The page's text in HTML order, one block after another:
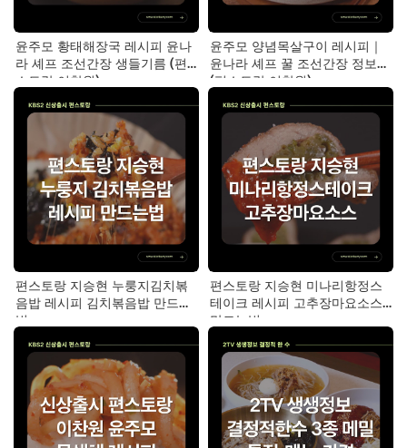
윤주모 황태해장국 레시피 윤나
라 셰프 조선간장 생들기름 (편
스토랑 이찬원)
윤주모 양념목살구이 레시피｜
윤나라 셰프 꿀 조선간장 정보
(편스토랑 이찬원)
편스토랑 지승현 누룽지김치볶
음밥 레시피 김치볶음밥 만드는
법
편스토랑 지승현 미나리항정스
테이크 레시피 고추장마요소스
만드는법